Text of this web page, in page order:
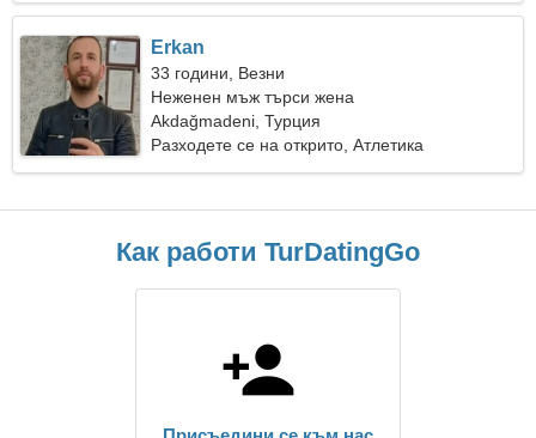
Erkan
33 години, Везни
Неженен мъж търси жена
Akdağmadeni, Турция
Разходете се на открито, Атлетика
Как работи TurDatingGo